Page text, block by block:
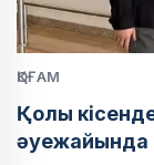
ҚОҒАМ
Қолы
әуежайында